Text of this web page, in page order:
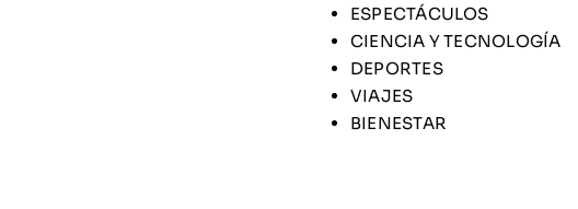
ESPECTÁCULOS
CIENCIA Y TECNOLOGÍA
DEPORTES
VIAJES
BIENESTAR